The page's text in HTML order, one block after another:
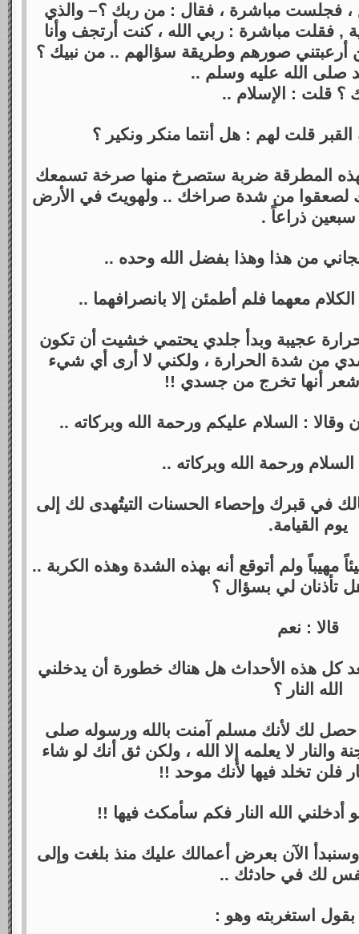
فجلست مباشرة ، فقال : من ربك ؟– والذي
, فقلت مباشرة : ربي الله ، كنت أرتجف وأنا
أرعبتني صورهم وطريقة سؤالهم .. من نبيك ؟
صلى الله عليه وسلم ..
؟ قلت : الإسلام ..
قلت لهم : هل أنتما منكر ونكير ؟
المطرقة ضربة ستصرخ منها صرخة تسمعك
لصعقوا من شدة صراخك .. ولهويتَ في الأرض
سبعين ذراعاً .
من هذا وهذا بفضل الله وحده ..
معهما فلم أطمئن إلا بانصرافهما ..
عجيبة وبدأ جلدي يحتمي خشيت أن تكون
من شدة الحرارة ، ولكني لا أرى أي شيء
أنها تخرج من جسدي !!
: السلام عليكم ورحمة الله وبركاته ..
ورحمة الله وبركاته ..
في قبرك وإحصاء الحسنات التيتُهدى لك إلى
يوم القيامة.
ولم أتوقع أنه بهذه الشدة وهذه الكربة ..
تأذنان لي بسؤال ؟
قالا : نعم
كل هذه الأحداث هل هناك خطورة أن يدخلني
الله النار ؟
حصل لك لأنك مسلم آمنت بالله ورسوله صلى
والنار لا يعلمه إلا الله ، ولكن ثق أنك لو شاء
فلن تخلد فيها لأنك موحد !!
الله النار فكم سأمكث فيها !!
الآن بعرض أعمالك عليك منذ بلغت وإلى
لك في حادثك ..
بقول استغربته وهو :